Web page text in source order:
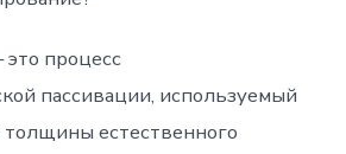
процесс
пассивации, используемый
естественного